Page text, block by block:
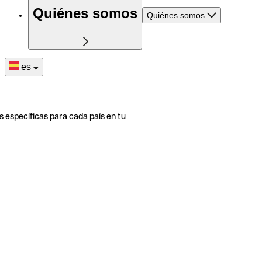
Quiénes somos Quiénes somos
es
específicas para cada país en tu